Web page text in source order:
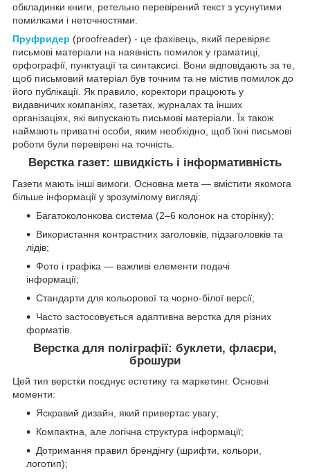
обкладинки книги, ретельно перевірений текст з усунутими
помилками і неточностями.
Пруфридер (proofreader) - це фахівець, який перевіряє
письмові матеріали на наявність помилок у граматиці,
орфографії, пунктуації та синтаксисі. Вони відповідають за те,
щоб письмовий матеріал був точним та не містив помилок до
його публікації. Як правило, коректори працюють у
видавничих компаніях, газетах, журналах та інших
організаціях, які випускають письмові матеріали. Їх також
наймають приватні особи, яким необхідно, щоб їхні письмові
роботи були перевірені на точність.
Верстка газет: швидкість і інформативність
Газети мають інші вимоги. Основна мета — вмістити якомога
більше інформації у зрозумілому вигляді:
Багатоколонкова система (2–6 колонок на сторінку);
Використання контрастних заголовків, підзаголовків та
лідів;
Фото і графіка — важливі елементи подачі
інформації;
Стандарти для кольорової та чорно-білої версії;
Часто застосовується адаптивна верстка для різних
форматів.
Верстка для поліграфії: буклети, флаєри,
брошури
Цей тип верстки поєднує естетику та маркетинг. Основні
моменти:
Яскравий дизайн, який привертає увагу;
Компактна, але логічна структура інформації;
Дотримання правил брендінгу (шрифти, кольори,
логотип);